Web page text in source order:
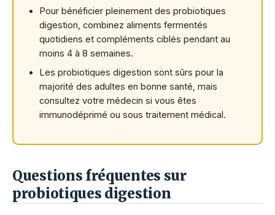
Pour bénéficier pleinement des probiotiques
digestion, combinez aliments fermentés
quotidiens et compléments ciblés pendant au
moins 4 à 8 semaines.
Les probiotiques digestion sont sûrs pour la
majorité des adultes en bonne santé, mais
consultez votre médecin si vous êtes
immunodéprimé ou sous traitement médical.
Questions fréquentes sur
probiotiques digestion